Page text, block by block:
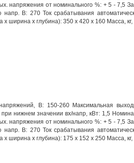
напряжения от номинального %: + 5 - 7,5
напр. В: 270 Ток срабатывания
x ширина x глубина): 350 х 420 х 160 Масса,
В: 150-260 Максимальная
нижнем значении вх/напр, кВт: 1,5
напряжения от номинального %: + 5 - 7,5
напр. В: 270 Ток срабатывания
x ширина x глубина): 175 х 152 х 250 Масса, кг,